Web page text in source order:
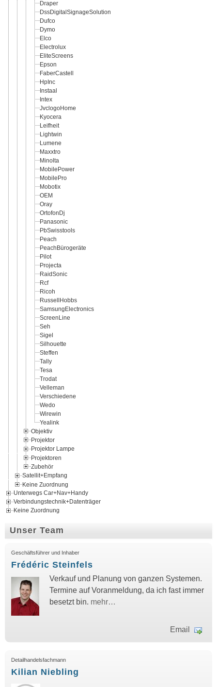
Draper
DssDigitalSignageSolution
Dufco
Dymo
Elco
Electrolux
EliteScreens
Epson
FaberCastell
HpInc
Instaal
Intex
JvclogoHome
Kyocera
Leifheit
Lightwin
Lumene
Maxxtro
Minolta
MobilePower
MobilePro
Mobotix
OEM
Oray
OrtofonDj
Panasonic
PbSwisstools
Peach
PeachBürogeräte
Pilot
Projecta
RaidSonic
Rcf
Ricoh
RussellHobbs
SamsungElectronics
ScreenLine
Seh
Sigel
Silhouette
Steffen
Tally
Tesa
Trodat
Velleman
Verschiedene
Wedo
Wirewin
Yealink
Objektiv
Projektor
Projektor Lampe
Projektoren
Zubehör
Satellit+Empfang
Keine Zuordnung
Unterwegs Car+Nav+Handy
Verbindungstechnik+Datenträger
Keine Zuordnung
Unser Team
Geschäftsführer und Inhaber
Frédéric Steinfels
Verkauf und Planung von ganzen Systemen.
Termine auf Voranmeldung, da ich fast immer
besetzt bin. mehr…
Email
Detailhandelsfachmann
Kilian Niebling